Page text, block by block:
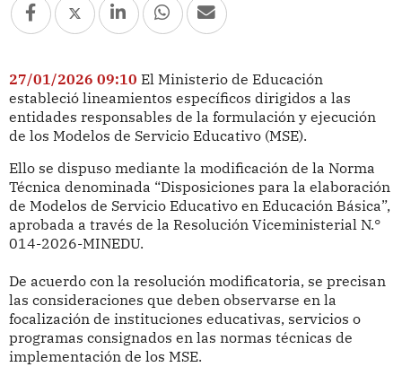
27/01/2026 09:10 El Ministerio de Educación
estableció lineamientos específicos dirigidos a las
entidades responsables de la formulación y ejecución
de los Modelos de Servicio Educativo (MSE).
Ello se dispuso mediante la modificación de la Norma
Técnica denominada “Disposiciones para la elaboración
de Modelos de Servicio Educativo en Educación Básica”,
aprobada a través de la Resolución Viceministerial N.°
014-2026-MINEDU.
De acuerdo con la resolución modificatoria, se precisan
las consideraciones que deben observarse en la
focalización de instituciones educativas, servicios o
programas consignados en las normas técnicas de
implementación de los MSE.